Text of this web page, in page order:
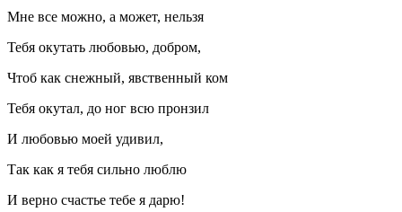
Мне все можно, а может, нельзя
Тебя окутать любовью, добром,
Чтоб как снежный, явственный ком
Тебя окутал, до ног всю пронзил
И любовью моей удивил,
Так как я тебя сильно люблю
И верно счастье тебе я дарю!